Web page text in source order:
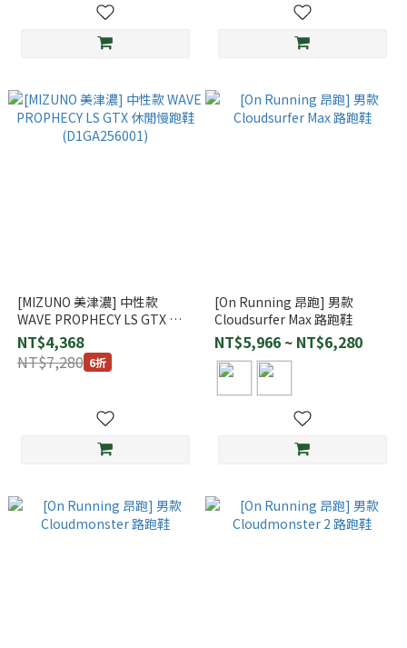
[MIZUNO 美津濃] 中性款
WAVE PROPHECY LS GTX 休
閒慢跑鞋 (D1GA256001)
NT$4,368
NT$7,280 6折
[On Running 昂跑] 男款
Cloudsurfer Max 路跑鞋
NT$5,966 ~ NT$6,280